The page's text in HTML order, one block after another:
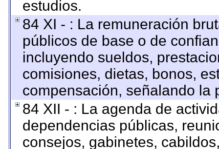
estudios.
84 XI - : La remuneración
públicos de base o de
incluyendo sueldos,
comisiones, dietas, bonos,
compensación, señalando la
84 XII - : La agenda de
dependencias públicas,
consejos, gabinetes,